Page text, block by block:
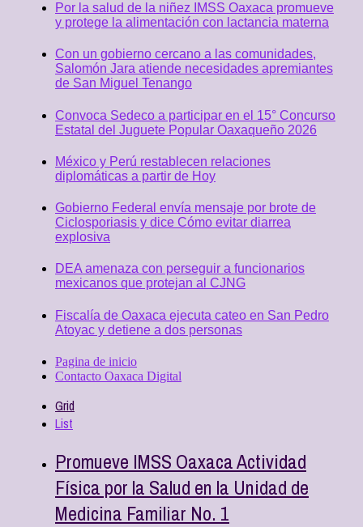
Por la salud de la niñez IMSS Oaxaca promueve
y protege la alimentación con lactancia materna
Con un gobierno cercano a las comunidades,
Salomón Jara atiende necesidades apremiantes
de San Miguel Tenango
Convoca Sedeco a participar en el 15° Concurso
Estatal del Juguete Popular Oaxaqueño 2026
México y Perú restablecen relaciones
diplomáticas a partir de Hoy
Gobierno Federal envía mensaje por brote de
Ciclosporiasis y dice Cómo evitar diarrea
explosiva
DEA amenaza con perseguir a funcionarios
mexicanos que protejan al CJNG
Fiscalía de Oaxaca ejecuta cateo en San Pedro
Atoyac y detiene a dos personas
Pagina de inicio
Contacto Oaxaca Digital
Grid
List
Promueve IMSS Oaxaca Actividad
Física por la Salud en la Unidad de
Medicina Familiar No. 1